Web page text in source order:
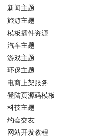
新闻主题
旅游主题
模板插件资源
汽车主题
游戏主题
环保主题
电商上架服务
登陆页源码模板
科技主题
约会交友
网站开发教程